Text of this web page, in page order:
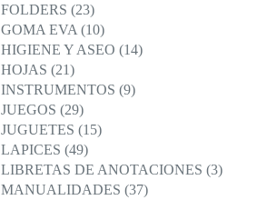
FOLDERS 2323
productos
GOMA EVA 1010
productos
HIGIENE Y ASEO 1414
HOJAS 2121
productos
INSTRUMENTOS 99
JUEGOS 2929
productos
JUGUETES 1515
LAPICES 4949
productos
LIBRETAS DE ANOTACIONES 33
MANUALIDADES 3737